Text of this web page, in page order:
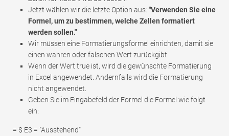
Jetzt wählen wir die letzte Option aus: "Verwenden Sie eine
Formel, um zu bestimmen, welche Zellen formatiert
werden sollen."
Wir müssen eine Formatierungsformel einrichten, damit sie
einen wahren oder falschen Wert zurückgibt.
Wenn der Wert true ist, wird die gewünschte Formatierung
in Excel angewendet. Andernfalls wird die Formatierung
nicht angewendet.
Geben Sie im Eingabefeld der Formel die Formel wie folgt
ein:
= $ E3 = "Ausstehend"